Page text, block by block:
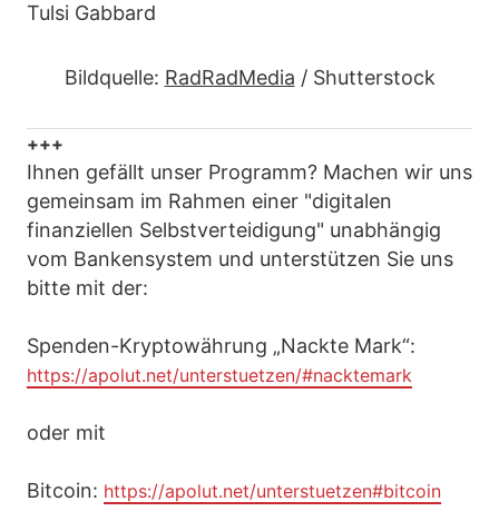
Tulsi Gabbard
Bildquelle: RadRadMedia / Shutterstock
+++
Ihnen gefällt unser Programm? Machen wir uns
gemeinsam im Rahmen einer "digitalen
finanziellen Selbstverteidigung" unabhängig
vom Bankensystem und unterstützen Sie uns
bitte mit der:
Spenden-Kryptowährung „Nackte Mark“:
https://apolut.net/unterstuetzen/#nacktemark
oder mit
Bitcoin: https://apolut.net/unterstuetzen#bitcoin